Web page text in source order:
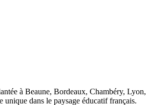
à Beaune, Bordeaux, Chambéry,
dans le paysage éducatif français.